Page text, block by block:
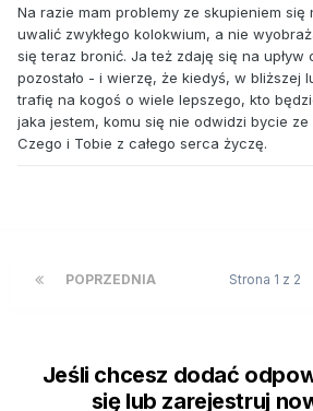
Na razie mam problemy ze skupieniem się
uwalić zwykłego kolokwium, a nie
się teraz bronić. Ja też zdaję się na upływ
pozostało - i wierzę, że kiedyś, w bliższej
trafię na kogoś o wiele lepszego, kto
jaka jestem, komu się nie odwidzi bycie ze
Czego i Tobie z całego serca życzę.
POPRZEDNIA Strona 1 z 2
Jeśli chcesz dodać
się lub zarejestruj